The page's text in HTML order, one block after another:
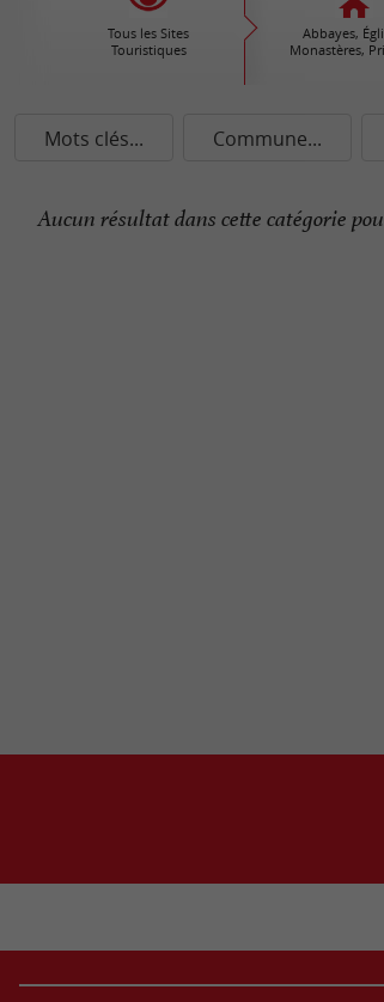
Tous les Sites
Touristiques
Abbayes,
Monastères,
Mots clés... Commune...
Aucun résultat dans cette catégorie